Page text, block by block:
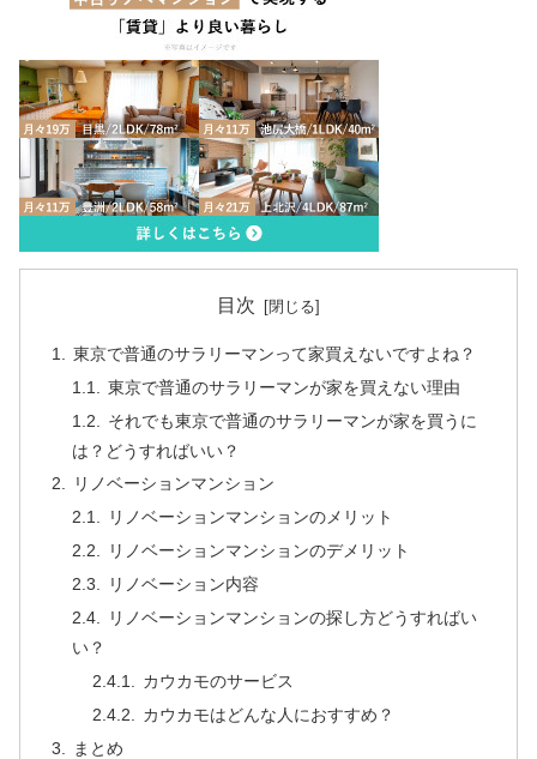
目次
東京で普通のサラリーマンって家買えないですよね？
東京で普通のサラリーマンが家を買えない理由
それでも東京で普通のサラリーマンが家を買うに
は？どうすればいい？
リノベーションマンション
リノベーションマンションのメリット
リノベーションマンションのデメリット
リノベーション内容
リノベーションマンションの探し方どうすればい
い？
カウカモのサービス
カウカモはどんな人におすすめ？
まとめ